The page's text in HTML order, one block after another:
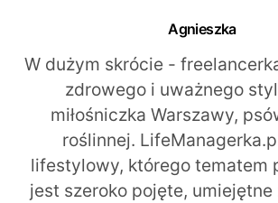
Agnieszka
W dużym skrócie -
zdrowego i uważnego
miłośniczka Warszawy,
roślinnej.
lifestylowy, którego tematem
jest szeroko pojęte, umiejętne